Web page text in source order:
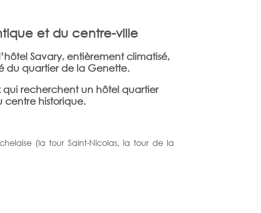
et du centre-ville
Savary, entièrement climatisé,
du quartier de la Genette.
qui recherchent un hôtel quartier
centre historique.
(la tour Saint-Nicolas, la tour de la